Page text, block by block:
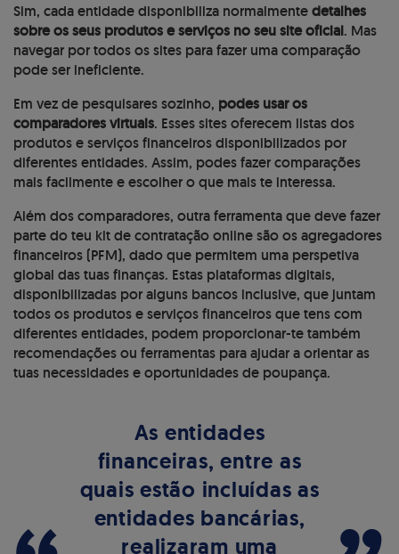
Sim, cada entidade disponibiliza normalmentedetalhes
sobre os seus produtos e serviços no seu site oficial. Mas
navegar por todos os sites para fazer uma comparação
pode ser ineficiente.
Em vez de pesquisares sozinho, podes usar os
comparadores virtuais. Esses sites oferecem listas dos
produtos e serviços financeiros disponibilizados por
diferentes entidades. Assim, podes fazer comparações
mais facilmente e escolher o que mais te interessa.
Além dos comparadores, outra ferramenta que deve fazer
parte do teu kit de contratação online são os agregadores
financeiros (PFM), dado que permitem uma perspetiva
global das tuas finanças. Estas plataformas digitais,
disponibilizadas por alguns bancos inclusive, que juntam
todos os produtos e serviços financeiros que tens com
diferentes entidades, podem proporcionar-te também
recomendações ou ferramentas para ajudar a orientar as
tuas necessidades e oportunidades de poupança.
As entidades
financeiras, entre as
quais estão incluídas as
entidades bancárias,
realizaram uma